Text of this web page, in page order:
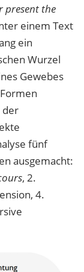
present the
einem Text
ein
Wurzel
Gewebes
der
fünf
ausgemacht:
, 2.
4.